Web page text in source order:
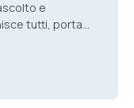
e
tutti, porta